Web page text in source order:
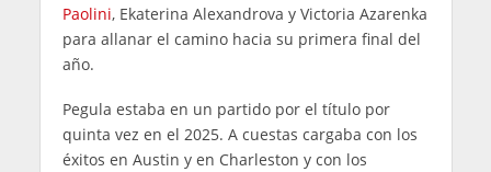
Paolini, Ekaterina Alexandrova y Victoria Azarenka
para allanar el camino hacia su primera final del
año.
Pegula estaba en un partido por el título por
quinta vez en el 2025. A cuestas cargaba con los
éxitos en Austin y en Charleston y con los